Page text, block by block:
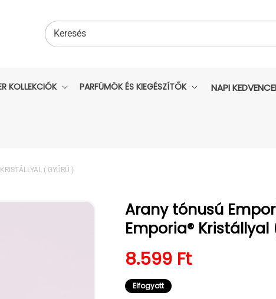
Keresés
KOLLEKCIÓK PARFÜMÖK ÉS KIEGÉSZÍTŐK NAPI
( GYŰRŰ )
Arany tónusú
Emporia® Kristállyal
Normál ár
8.599 Ft
Elfogyott